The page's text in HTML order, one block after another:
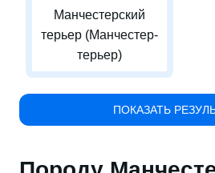
Манчестерский
терьер (Манчестер-
терьер)
ПОКАЗАТЬ